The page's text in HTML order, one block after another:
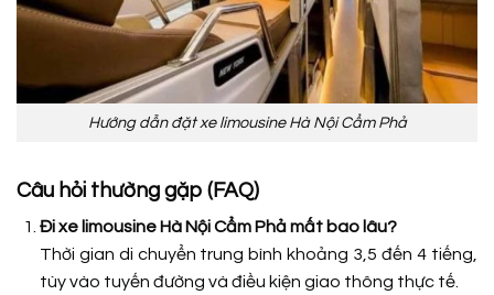
Hướng dẫn đặt xe limousine Hà Nội Cẩm Phả
Câu hỏi thường gặp (FAQ)
Đi xe limousine Hà Nội Cẩm Phả mất bao lâu?
Thời gian di chuyển trung bình khoảng 3,5 đến 4 tiếng,
tùy vào tuyến đường và điều kiện giao thông thực tế.